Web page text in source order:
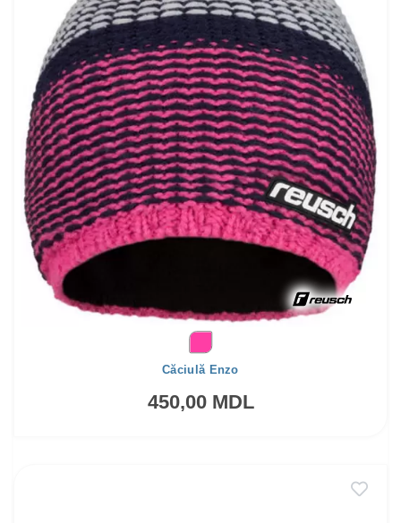
Căciulă Enzo
450,00 MDL